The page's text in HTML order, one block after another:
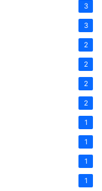
3
3
2
2
2
2
1
1
1
1